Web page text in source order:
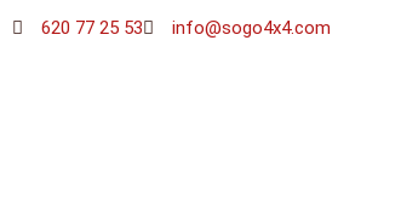
620 77 25 53 info@sogo4x4.com